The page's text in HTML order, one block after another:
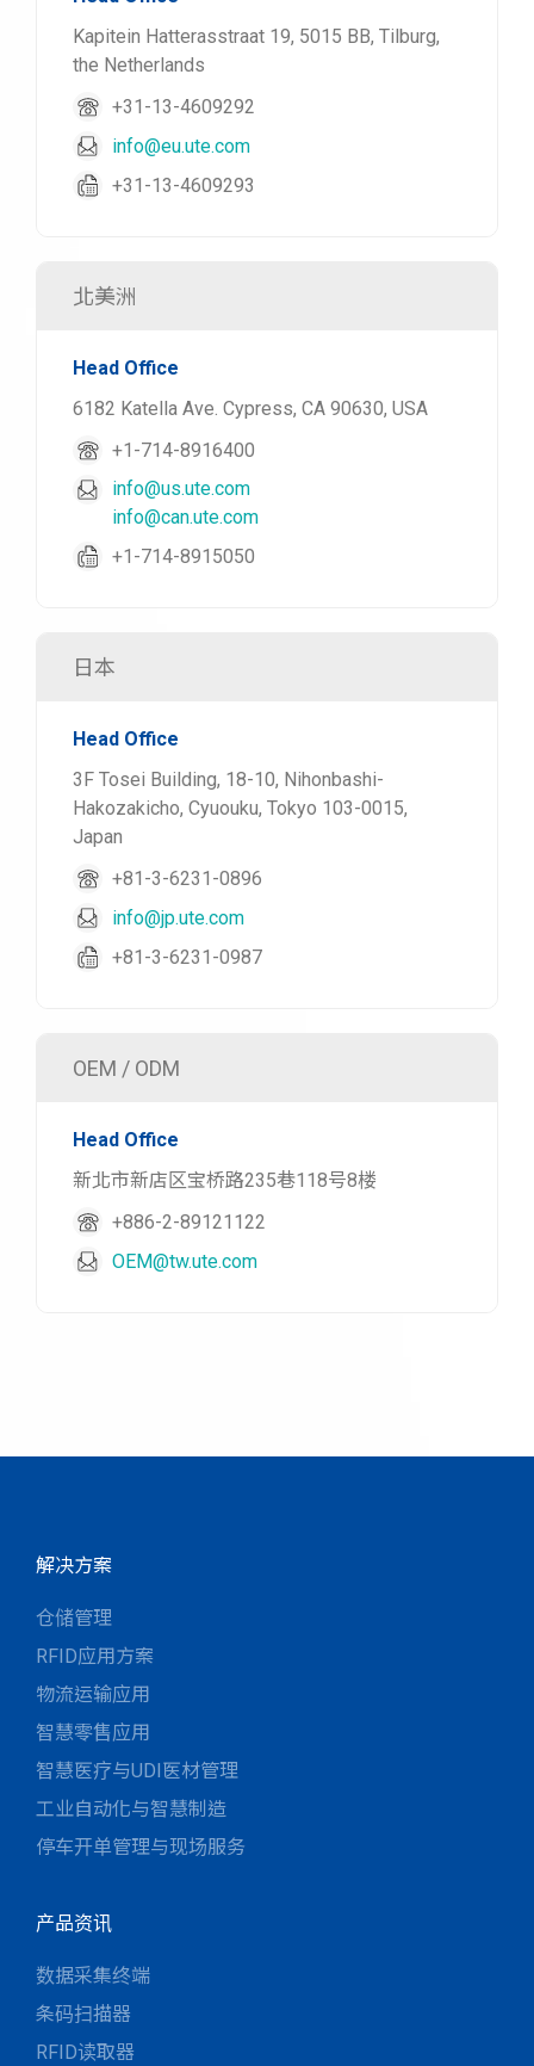
Kapitein Hatterasstraat 19, 5015 BB, Tilburg,
the Netherlands
+31-13-4609292
info@eu.ute.com
+31-13-4609293
北美洲
Head Office
6182 Katella Ave. Cypress, CA 90630, USA
+1-714-8916400
info@us.ute.com
info@can.ute.com
+1-714-8915050
日本
Head Office
3F Tosei Building, 18-10, Nihonbashi-
Hakozakicho, Cyuouku, Tokyo 103-0015,
Japan
+81-3-6231-0896
info@jp.ute.com
+81-3-6231-0987
OEM / ODM
Head Office
新北市新店区宝桥路235巷118号8楼
+886-2-89121122
OEM@tw.ute.com
解决方案
仓储管理
RFID应用方案
物流运输应用
智慧零售应用
智慧医疗与UDI医材管理
工业自动化与智慧制造
停车开单管理与现场服务
产品资讯
数据采集终端
条码扫描器
RFID读取器